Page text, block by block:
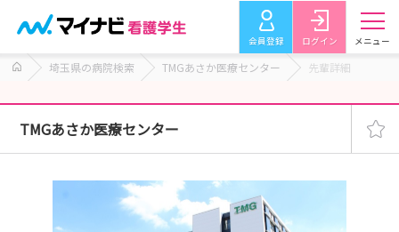
会員登録 ログイン メニュー
埼玉県の病院検索 TMGあさか医療センター 先輩詳細
TMGあさか医療センター